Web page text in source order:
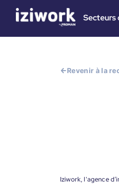
Revenir à la
Iziwork, l'agence